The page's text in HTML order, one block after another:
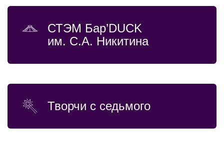
СТЭМ Бар’DUCK
им. С.А. Никитина
Творчи с седьмого